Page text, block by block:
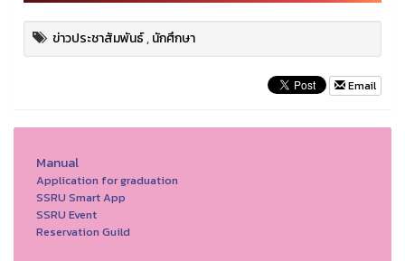
ข่าวประชาสัมพันธ์,นักศึกษา
Email
Manual
Application for graduation
SSRU Smart App
SSRU Event
Reservation Guild